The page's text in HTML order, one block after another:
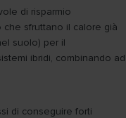
di risparmio
sfruttano il calore già
suolo) per il
ibridi, combinando ad
di conseguire forti